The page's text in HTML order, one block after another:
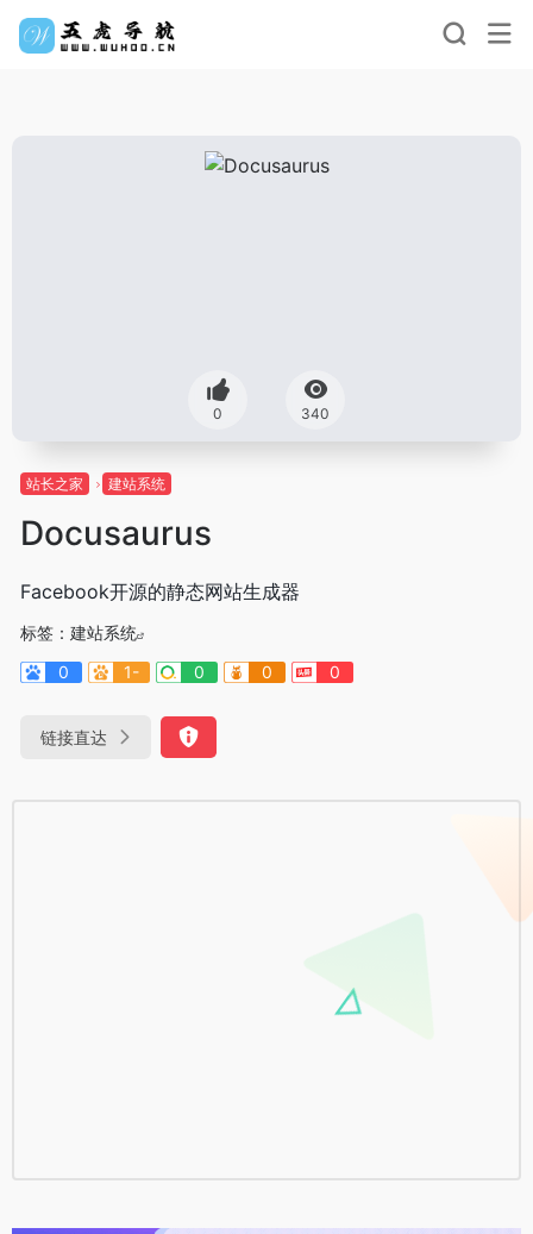
0 340
站长之家 建站系统
Docusaurus
Facebook开源的静态网站生成器
标签： 建站系统
0
1- 0 0 0
链接直达